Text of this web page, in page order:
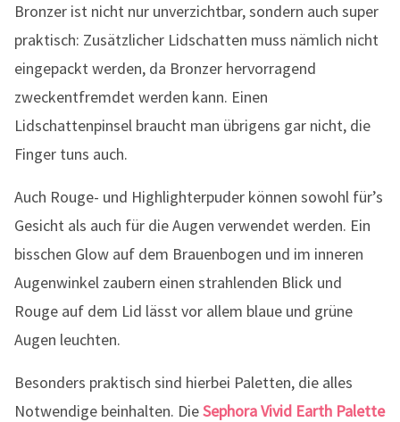
Bronzer ist nicht nur unverzichtbar, sondern auch super
praktisch: Zusätzlicher Lidschatten muss nämlich nicht
eingepackt werden, da Bronzer hervorragend
zweckentfremdet werden kann. Einen
Lidschattenpinsel braucht man übrigens gar nicht, die
Finger tuns auch.
Auch Rouge- und Highlighterpuder können sowohl für’s
Gesicht als auch für die Augen verwendet werden. Ein
bisschen Glow auf dem Brauenbogen und im inneren
Augenwinkel zaubern einen strahlenden Blick und
Rouge auf dem Lid lässt vor allem blaue und grüne
Augen leuchten.
Besonders praktisch sind hierbei Paletten, die alles
Notwendige beinhalten. DieSephora Vivid Earth Palette